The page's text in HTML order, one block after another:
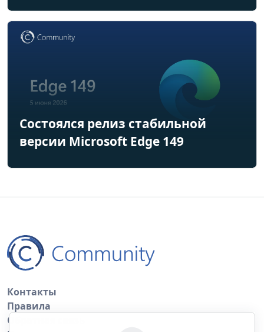
Состоялся релиз стабильной
версии Microsoft Edge 149
Контакты
Правила
Обратная связь